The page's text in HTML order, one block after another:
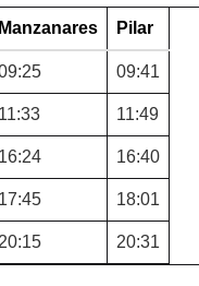
Manzanares Pilar
09:41
11:33 11:49
16:24 16:40
17:45 18:01
20:31